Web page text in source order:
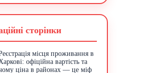
сторінки
місця проживання в
офіційна вартість та
ціна в районах — це міф